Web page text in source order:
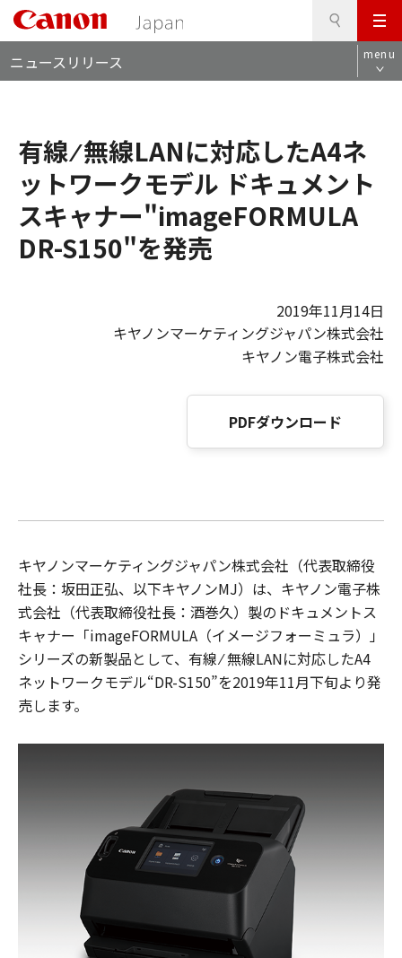
メ
ニ
ュ
ーニュースリリース menu
有線 ⁄ 無線LANに対応したA4ネ
ットワークモデル ドキュメント
スキャナー"imageFORMULA
DR-S150"を発売
2019年11月14日
キヤノンマーケティングジャパン株式会社
キヤノン電子株式会社
PDFダウンロード
キヤノンマーケティングジャパン株式会社（代表取締役
社長：坂田正弘、以下キヤノンMJ）は、キヤノン電子株
式会社（代表取締役社長：酒巻久）製のドキュメントス
キャナー「imageFORMULA（イメージフォーミュラ）」
シリーズの新製品として、有線 ⁄ 無線LANに対応したA4
ネットワークモデル“DR-S150”を2019年11月下旬より発
売します。